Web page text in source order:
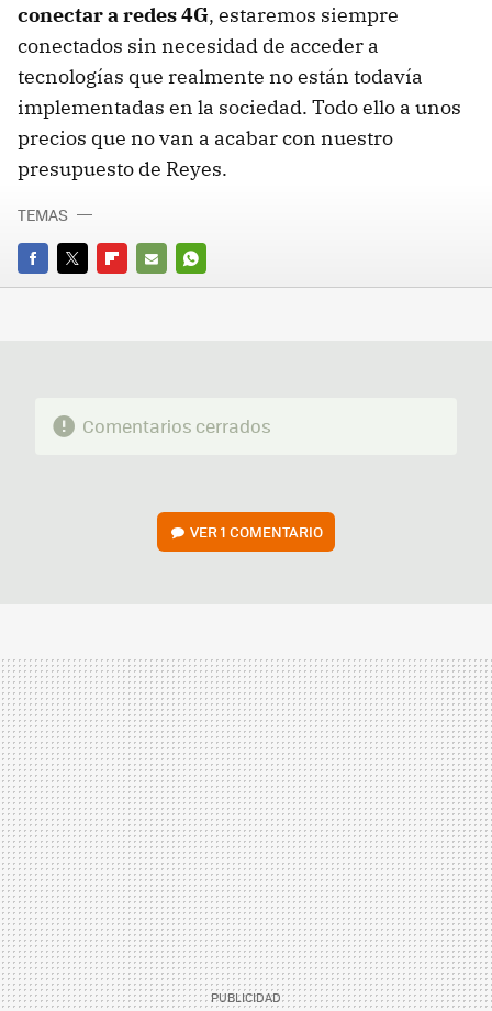
conectar a redes 4G, estaremos siempre
conectados sin necesidad de acceder a
tecnologías que realmente no están todavía
implementadas en la sociedad. Todo ello a unos
precios que no van a acabar con nuestro
presupuesto de Reyes.
FACEBOOK
TWITTERFLIPBOARD
E-
WHATSAPP
TEMAS
Comentarios cerrados
VER1 COMENTARIO